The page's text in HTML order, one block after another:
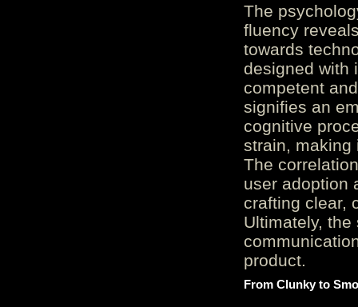
The
fluency
towards
designed with
competent
signifies an
cognitive
strain, making
The
user adoption
crafting clear,
Ultimately,
product.
From Clunky to